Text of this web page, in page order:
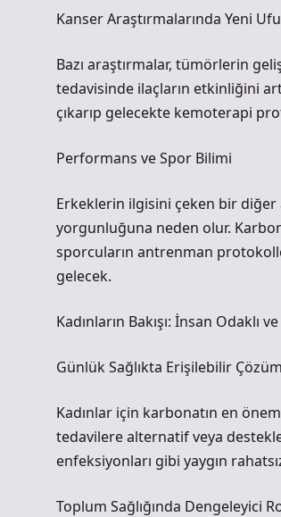
Kanser Araştırmalarında Yeni
Bazı araştırmalar, tümörlerin
tedavisinde ilaçların etkinliğini
çıkarıp gelecekte kemoterapi
Performans ve Spor Bilimi
Erkeklerin ilgisini çeken bir diğer
yorgunluğuna neden olur.
sporcuların antrenman
gelecek.
Kadınların Bakışı: İnsan Odaklı
Günlük Sağlıkta Erişilebilir Çözüm
Kadınlar için karbonatın en
tedavilere alternatif veya
enfeksiyonları gibi yaygın
Toplum Sağlığında Dengeleyici